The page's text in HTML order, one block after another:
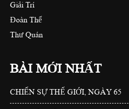
Giải Trí
Đoàn Thể
Thư Quán
BÀI MỚI NHẤT
CHIẾN SỰ THẾ GIỚI, NGÀY 65